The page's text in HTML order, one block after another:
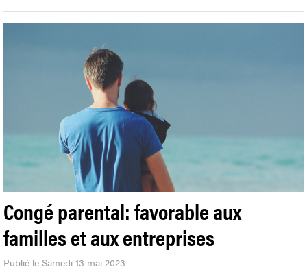
Congé parental: favorable aux
familles et aux entreprises
Publié le Samedi 13 mai 2023